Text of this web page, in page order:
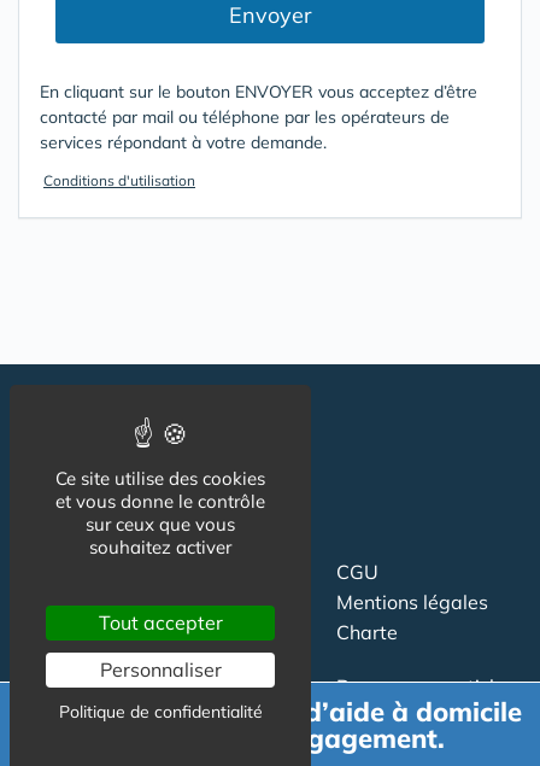
Envoyer
En cliquant sur le bouton ENVOYER vous acceptez d’être
contacté par mail ou téléphone par les opérateurs de
services répondant à votre demande.
Conditions d'utilisation
CGU
Mentions légales
Charte
Contact
Newsletter
Proposer un article
Relation presse
Demande de devis d’aide à domicile
gratuit et sans engagement.
Ce site utilise des cookies
et vous donne le contrôle
sur ceux que vous
souhaitez activer
Tout accepter
Personnaliser
Politique de confidentialité